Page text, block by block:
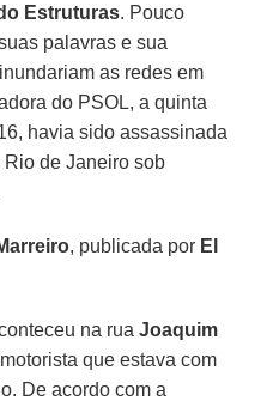
Estruturas. Pouco
palavras e sua
as redes em
do PSOL, a quinta
havia sido assassinada
de Janeiro sob
, publicada por El
na ruaJoaquim
que estava com
De acordo com a